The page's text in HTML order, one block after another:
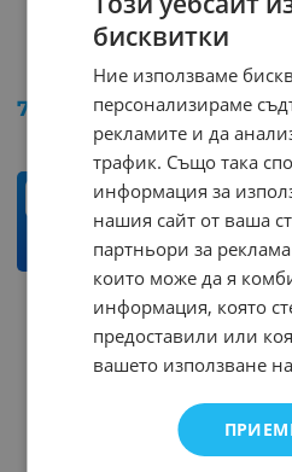
Кутия Z1B
Арт.№: 47375
7.41 / 14.49 лв.
бр.
КУПИ
бисквитки
Ние използваме
персонализираме
рекламите и да
трафик. Също така
информация за
нашия сайт от ваша
партньори за
които може да я
информация, която
предоставили или
вашето използване